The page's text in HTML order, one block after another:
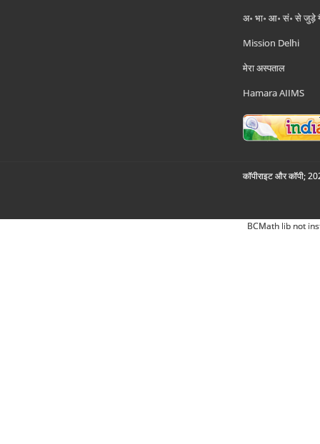
अ॰ भा॰ आ॰ सं॰ से जुड़े
Mission Delhi
मेरा अस्पताल
Hamara AIIMS
कॉपीराइट और कॉपी;
BCMath lib not